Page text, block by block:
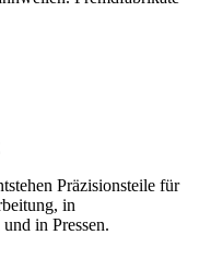
Präzisionsteile für
in
in Pressen.